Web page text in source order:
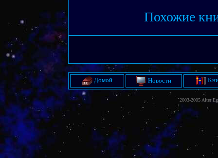
Похожие
Домой Новости
2003-2005 Alter